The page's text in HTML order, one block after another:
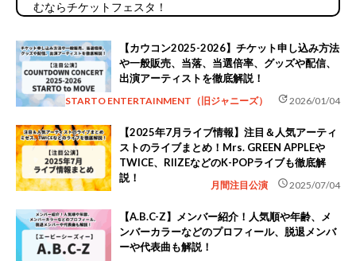
むならチケットフェスタ！
【カウコン2025-2026】チケット申し込み方法
や一般販売、当落、当選倍率、グッズや配信、
出演アーティストを徹底解説！
STARTO ENTERTAINMENT（旧ジャニーズ） update2026/01/04
【2025年7月ライブ情報】注目＆人気アーティ
ストのライブまとめ！Mrs. GREEN APPLEや
TWICE、RIIZEなどのK-POPライブも徹底解
説！
月間注目公演 schedule2025/07/04
【A.B.C-Z】メンバー紹介！人気順や年齢、メ
ンバーカラーなどのプロフィール、脱退メンバ
ーや代表曲も解説！